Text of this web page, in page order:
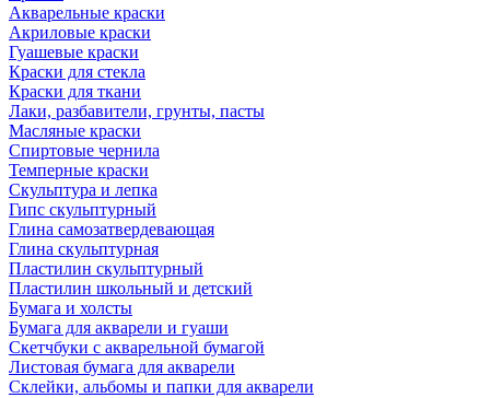
Акварельные краски
Акриловые краски
Гуашевые краски
Краски для стекла
Краски для ткани
Лаки, разбавители, грунты, пасты
Масляные краски
Спиртовые чернила
Темперные краски
Скульптура и лепка
Гипс скульптурный
Глина самозатвердевающая
Глина скульптурная
Пластилин скульптурный
Пластилин школьный и детский
Бумага и холсты
Бумага для акварели и гуаши
Скетчбуки с акварельной бумагой
Листовая бумага для акварели
Склейки, альбомы и папки для акварели